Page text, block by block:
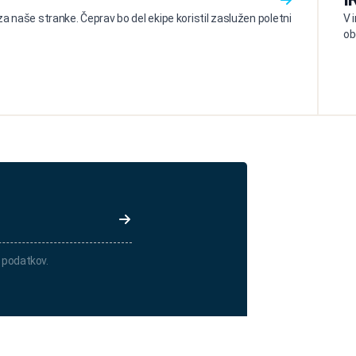
naše stranke. Čeprav bo del ekipe koristil zaslužen poletni
V